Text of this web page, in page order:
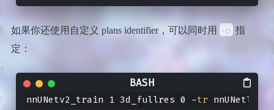
如果你还使用自定义 plans identifier，可以同时用 -p 指
定：
nnUNetv2_train 1 3d_fullres 0 -tr